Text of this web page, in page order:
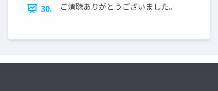
30. ご清聴ありがとうございました。